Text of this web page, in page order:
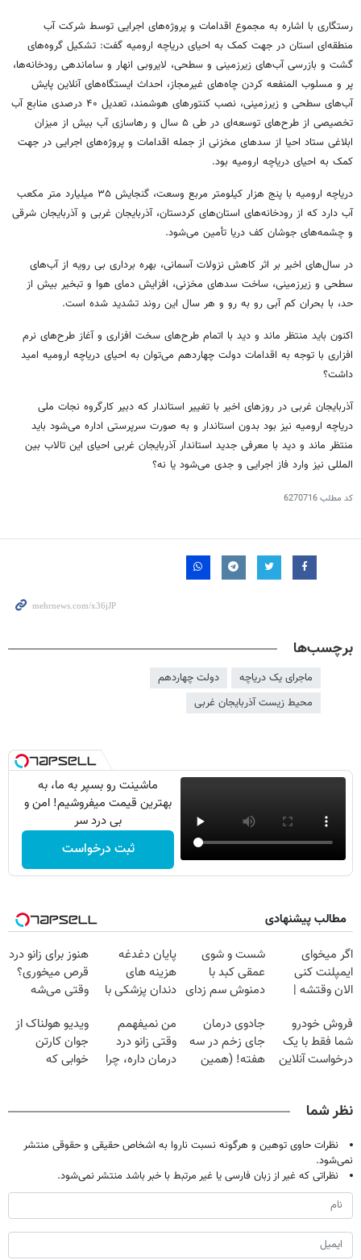
رستگاری با اشاره به مجموع اقدامات و پروژه‌های اجرایی توسط شرکت آب
منطقه‌ای استان در جهت کمک به احیای دریاچه ارومیه گفت: تشکیل گروه‌های
گشت و بازرسی آب‌های زیرزمینی و سطحی، لایروبی انهار و ساماندهی رودخانه‌ها،
پر و مسلوب المنفعه کردن چاه‌های غیرمجاز، احداث ایستگاه‌های آنلاین پایش
آب‌های سطحی و زیرزمینی، نصب کنتورهای هوشمند، تعدیل ۴۰ درصدی منابع آب
تخصیصی از طرح‌های توسعه‌ای در طی ۵ سال و رهاسازی آب بیش از میزان
ابلاغی ستاد احیا از سدهای مخزنی از جمله اقدامات و پروژه‌های اجرایی در جهت
کمک به احیای دریاچه ارومیه بود.
دریاچه ارومیه با پنج هزار کیلومتر مربع وسعت، گنجایش ۳۵ میلیارد متر مکعب
آب دارد که از رودخانه‌های استان‌های کردستان، آذربایجان غربی و آذربایجان شرقی
و چشمه‌های جوشان کف دریا تأمین می‌شود.
در سال‌های اخیر بر اثر کاهش نزولات آسمانی، بهره برداری بی رویه از آب‌های
سطحی و زیرزمینی، ساخت سدهای مخزنی، افزایش دمای هوا و تبخیر بیش از
حد، با بحران کم آبی رو به رو و هر سال این روند تشدید شده است.
اکنون باید منتظر ماند و دید با اتمام طرح‌های سخت افزاری و آغاز طرح‌های نرم
افزاری با توجه به اقدامات دولت چهاردهم می‌توان به احیای دریاچه ارومیه امید
داشت؟
آذربایجان غربی در روزهای اخیر با تغییر استاندار که دبیر کارگروه نجات ملی
دریاچه ارومیه نیز بود بدون استاندار و به صورت سرپرستی اداره می‌شود باید
منتظر ماند و دید با معرفی جدید استاندار آذربایجان غربی احیای این تالاب بین
المللی نیز وارد فاز اجرایی و جدی می‌شود یا نه؟
کد مطلب6270716
برچسب‌ها
ماجرای یک دریاچه
دولت چهاردهم
محیط زیست آذربایجان غربی
ماشینت رو بسپر به ما، به
بهترین قیمت میفروشیم! امن و
بی درد سر
ثبت درخواست
مطالب پیشنهادی
اگر میخوای
ایمپلنت کنی
الان وقتشه |
میلیون تومان!!!
شست و شوی
عمقی کبد با
دمنوش سم زدای
پایان دغدغه
هزینه های
دندان پزشکی با
خانگی
هنوز برای زانو درد
قرص میخوری؟
وقتی می‌شه
درمانش کرد؟؟؟؟
فروش خودرو
شما فقط با یک
درخواست آنلاین
جادوی درمان
جای زخم در سه
هفته! (همین
من نمیفهمم
وقتی زانو درد
درمان داره، چرا
ویدیو هولناک از
جوان کارتن
خوابی که
نظر شما
نظرات حاوی توهین و هرگونه نسبت ناروا به اشخاص حقیقی و حقوقی منتشر
نمی‌شود.
نظراتی که غیر از زبان فارسی یا غیر مرتبط با خبر باشد منتشر نمی‌شود.